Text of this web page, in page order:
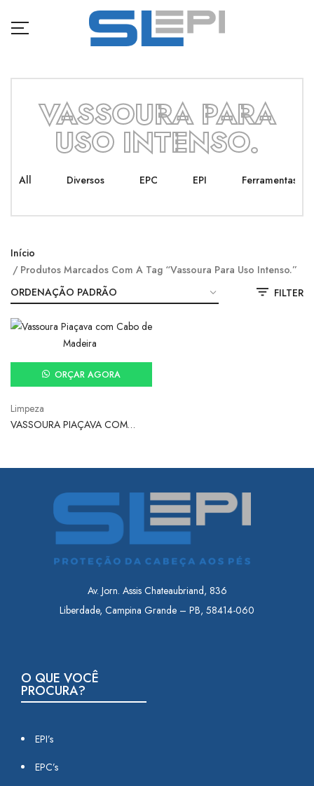
VASSOURA PARA
USO INTENSO.
All Diversos EPC EPI Ferramentas
Início
Produtos Marcados Com A Tag “vassoura Para Uso Intenso.”
FILTER
ORÇAR AGORA
Limpeza
VASSOURA PIAÇAVA COM
Av. Jorn. Assis Chateaubriand, 836
Liberdade, Campina Grande – PB, 58414-060
O QUE VOCÊ
PROCURA?
EPI’s
EPC’s